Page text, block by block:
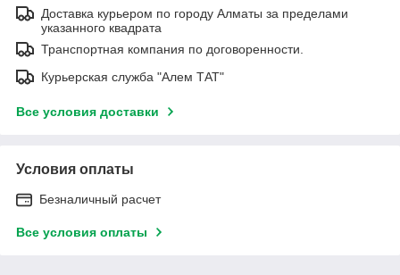
Доставка курьером по городу Алматы за пределами
указанного квадрата
Транспортная компания по договоренности.
Курьерская служба "Алем ТАТ"
Все условия доставки
Условия оплаты
Безналичный расчет
Все условия оплаты